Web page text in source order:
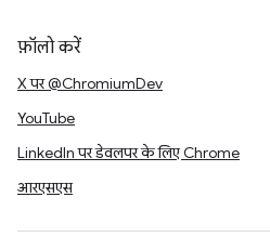
फ़ॉलो करें
X पर @ChromiumDev
YouTube
LinkedIn पर डेवलपर के लिए Chrome
आरएसएस